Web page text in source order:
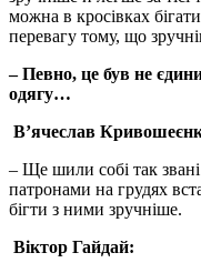
можна в кросівках
перевагу тому, що
– Певно, це був не
одягу…
В’ячеслав
– Ще шили собі так
патронами на грудях
бігти з ними зручніше.
Віктор Гайдай: